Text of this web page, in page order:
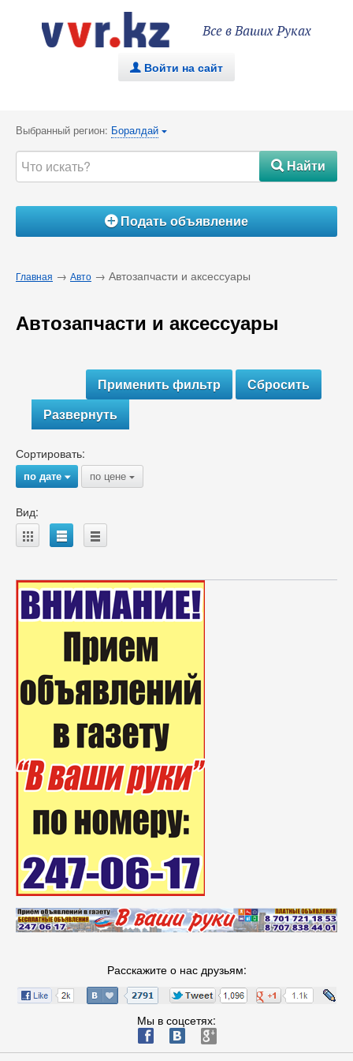
Все в Ваших Руках
. Войти на сайт
Выбранный регион: Боралдай {
#Найти
ÁПодать объявление
Главная → Авто → Автозапчасти и аксессуары
Автозапчасти и аксессуары
Развернуть
Сортировать:
по дате{ по цене {
Вид:
A B C
Расскажите о нас друзьям:
Мы в соцсетях:
ä æ è